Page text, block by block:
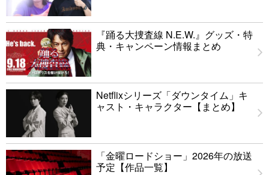
『踊る大捜査線 N.E.W.』グッズ・特
典・キャンペーン情報まとめ
Netflixシリーズ「ダウンタイム」キ
ャスト・キャラクター【まとめ】
「金曜ロードショー」2026年の放送
予定【作品一覧】